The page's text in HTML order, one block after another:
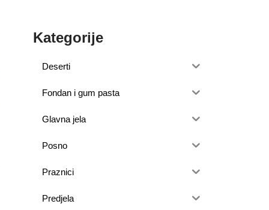
Kategorije
Deserti
Fondan i gum pasta
Glavna jela
Posno
Praznici
Predjela